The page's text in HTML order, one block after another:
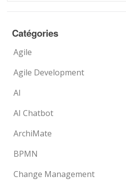
Catégories
Agile
Agile Development
AI
AI Chatbot
ArchiMate
BPMN
Change Management